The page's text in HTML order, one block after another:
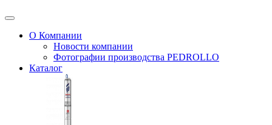
О Компании
Новости компании
Фотографии производства PEDROLLO
Каталог